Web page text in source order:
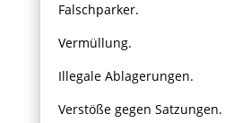
Falschparker.
Vermüllung.
Illegale Ablagerungen.
Verstöße gegen Satzungen.